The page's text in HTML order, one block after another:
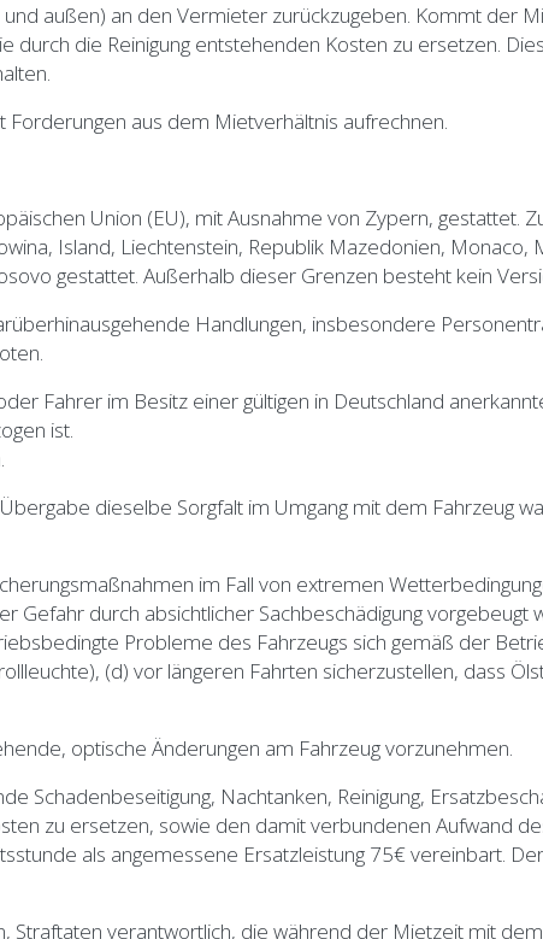
außen) an den Vermieter zurückzugeben. Kommt der
die Reinigung entstehenden Kosten zu ersetzen.
aus dem Mietverhältnis aufrechnen.
Union (EU), mit Ausnahme von Zypern, gestattet.
Island, Liechtenstein, Republik Mazedonien, Monaco,
gestattet. Außerhalb dieser Grenzen besteht kein
Handlungen, insbesondere
Fahrer im Besitz einer gültigen in Deutschland
ist.
dieselbe Sorgfalt im Umgang mit dem Fahrzeug
im Fall von extremen
Gefahr durch absichtlicher Sachbeschädigung vorgebeugt
Probleme des Fahrzeugs sich gemäß der
(d) vor längeren Fahrten sicherzustellen, dass
optische Änderungen am Fahrzeug vorzunehmen.
Nachtanken, Reinigung,
zu ersetzen, sowie den damit verbundenen Aufwand
als angemessene Ersatzleistung 75€ vereinbart.
Straftaten verantwortlich, die während der Mietzeit mit